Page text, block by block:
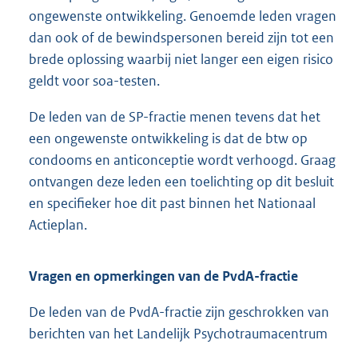
ongewenste ontwikkeling. Genoemde leden vragen
dan ook of de bewindspersonen bereid zijn tot een
brede oplossing waarbij niet langer een eigen risico
geldt voor soa-testen.
De leden van de SP-fractie menen tevens dat het
een ongewenste ontwikkeling is dat de btw op
condooms en anticonceptie wordt verhoogd. Graag
ontvangen deze leden een toelichting op dit besluit
en specifieker hoe dit past binnen het Nationaal
Actieplan.
Vragen en opmerkingen van de PvdA-fractie
De leden van de PvdA-fractie zijn geschrokken van
berichten van het Landelijk Psychotraumacentrum